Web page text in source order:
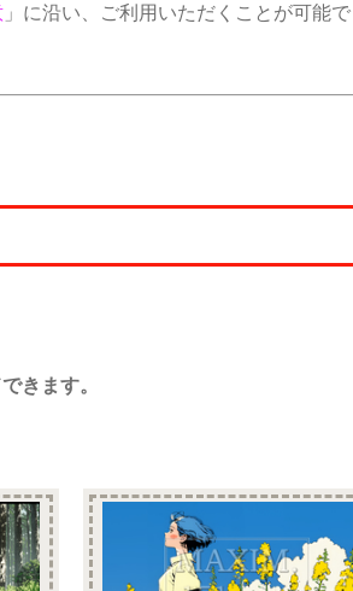
」に沿い、ご利用いただくことが可能で
きます。